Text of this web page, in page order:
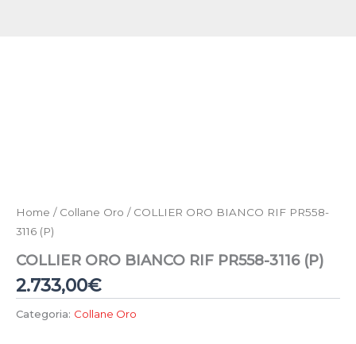
Home / Collane Oro / COLLIER ORO BIANCO RIF PR558-
3116 (P)
COLLIER ORO BIANCO RIF PR558-3116 (P)
2.733,00€
Categoria: Collane Oro